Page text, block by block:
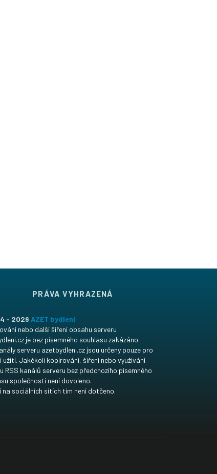
PRÁVA VYHRAZENÁ
- 2026 AZET bydlení
nebo další šíření obsahu serveru
je bez písemného souhlasu zakázáno.
serveru azetbydleni.cz jsou určeny pouze pro
užití. Jakékoli kopírování, šíření nebo využívání
RSS kanálů serveru bez předchozího písemného
společnosti není dovoleno.
na sociálních sítích tím není dotčeno.